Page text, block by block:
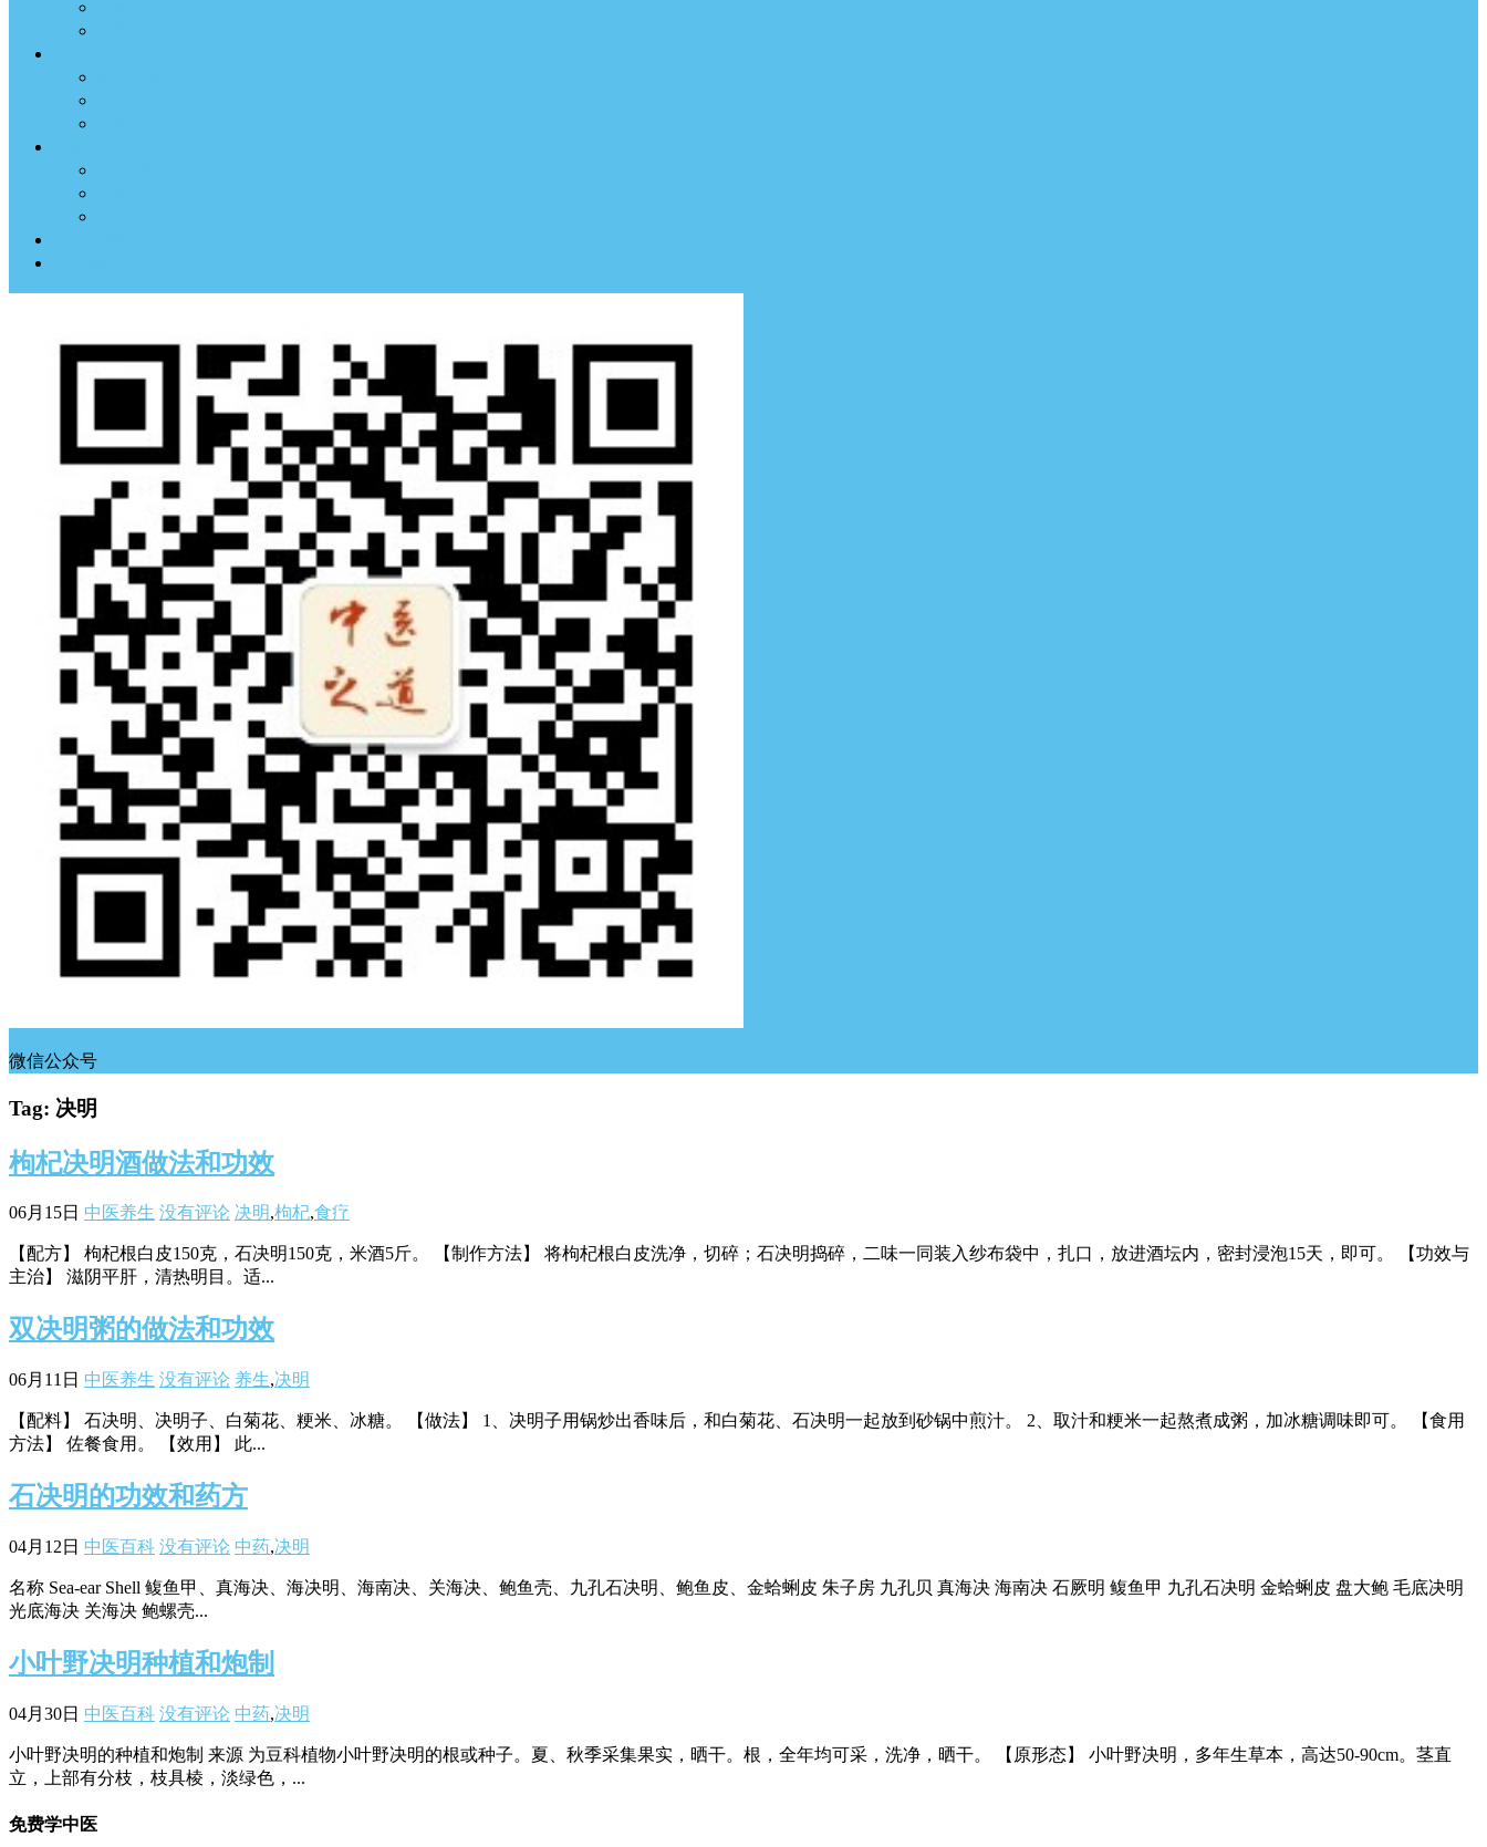
微信公众号
Tag: 决明
枸杞决明酒做法和功效
06月15日 中医养生 没有评论 决明,枸杞,食疗
【配方】 枸杞根白皮150克，石决明150克，米酒5斤。 【制作方法】 将枸杞根白皮洗净，切碎；石决明捣碎，二味一同装入纱布袋中，扎口，放进酒坛内，密封浸泡15天，即可。 【功效与
主治】 滋阴平肝，清热明目。适...
双决明粥的做法和功效
06月11日 中医养生 没有评论 养生,决明
【配料】 石决明、决明子、白菊花、粳米、冰糖。 【做法】 1、决明子用锅炒出香味后，和白菊花、石决明一起放到砂锅中煎汁。 2、取汁和粳米一起熬煮成粥，加冰糖调味即可。 【食用
方法】 佐餐食用。 【效用】 此...
石决明的功效和药方
04月12日 中医百科 没有评论 中药,决明
名称 Sea-ear Shell 鳆鱼甲、真海决、海决明、海南决、关海决、鲍鱼壳、九孔石决明、鲍鱼皮、金蛤蜊皮 朱子房 九孔贝 真海决 海南决 石厥明 鳆鱼甲 九孔石决明 金蛤蜊皮 盘大鲍 毛底决明
光底海决 关海决 鲍螺壳...
小叶野决明种植和炮制
04月30日 中医百科 没有评论 中药,决明
小叶野决明的种植和炮制 来源 为豆科植物小叶野决明的根或种子。夏、秋季采集果实，晒干。根，全年均可采，洗净，晒干。 【原形态】 小叶野决明，多年生草本，高达50-90cm。茎直
立，上部有分枝，枝具棱，淡绿色，...
免费学中医